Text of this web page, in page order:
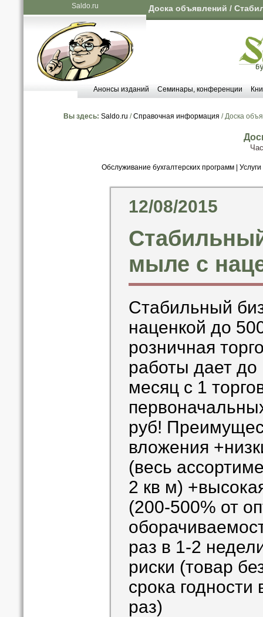
Saldo.ru Доска объявлений /
Анонсы изданий Семинары, конференции
Вы здесь: Saldo.ru /Справочная информация / Доска
Обслуживание бухгалтерских программ
12/08/2015
мыле с
Стабильный
наценкой до
розничная
работы дает
месяц с 1
руб!
вложения
(весь
2 кв м)
(200-500% от
раз в 1-2
риски (товар
срока годности
раз)